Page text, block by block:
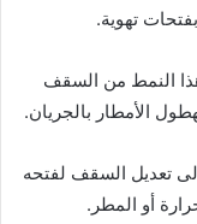
تهوية.
النمط من السقف
الأمطار بالجريان.
تعديل السقف لفتحه
أو المطر.